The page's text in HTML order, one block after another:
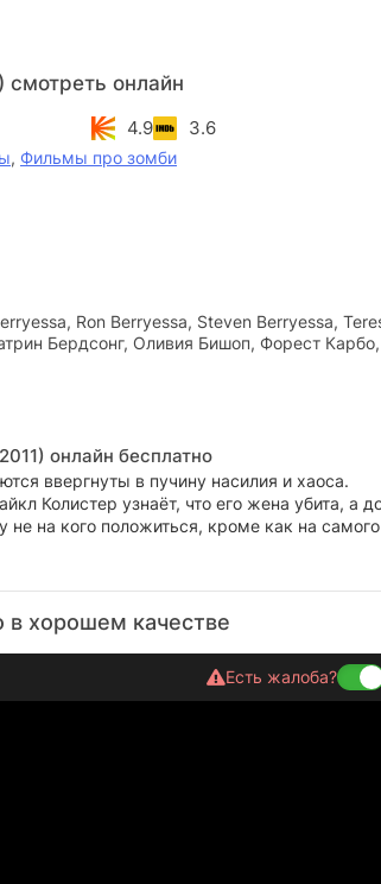
смотреть онлайн
4.9 3.6
, Фильмы про зомби
Ron Berryessa, Steven Berryessa,
Бердсонг, Оливия Бишоп, Форест
онлайн бесплатно
ввергнуты в пучину насилия и хаоса.
Колистер узнаёт, что его жена убита, а
на кого положиться, кроме как на
в хорошем качестве
Есть жалоба?